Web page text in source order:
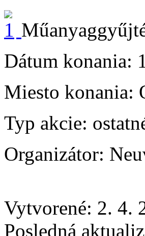
Dátum konania:
Miesto konania:
Typ akcie:
Organizátor:
Vytvorené: 2. 4.
Posledná